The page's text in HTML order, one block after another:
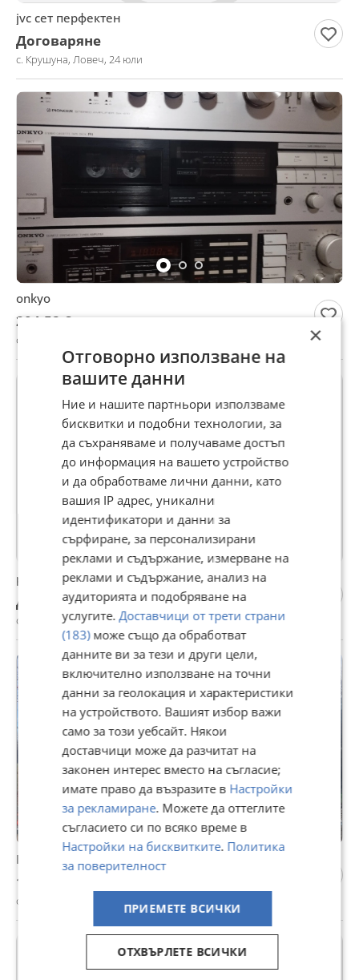
jvc сет перфектен
Договаряне
с. Крушуна, Ловеч, 24 юли
onkyo
204,52 €
с. Крушуна, Ловеч, 24 юли
pioner сет уникален звук
Договаряне
с. Крушуна, Ловеч, 24 юли
Продава ПАРЦЕЛИ 24000 с. Крушуна, област Ловеч
15 €
с. Крушуна, Ловеч, 21 юли
×
Отговорно използване на
вашите данни
Ние и нашите партньори използваме
бисквитки и подобни технологии, за
да съхраняваме и получаваме достъп
до информация на вашето устройство
и да обработваме лични данни, като
вашия IP адрес, уникални
идентификатори и данни за
сърфиране, за персонализирани
реклами и съдържание, измерване на
реклами и съдържание, анализ на
аудиторията и подобряване на
услугите. Доставчици от трети страни
(183)може също да обработват
данните ви за тези и други цели,
включително използване на точни
данни за геолокация и характеристики
на устройството. Вашият избор важи
само за този уебсайт. Някои
доставчици може да разчитат на
законен интерес вместо на съгласие;
имате право да възразите в Настройки
за рекламиране. Можете да оттеглите
съгласието си по всяко време в
Настройки на бисквитките. Политика
за поверителност
ПРИЕМЕТЕ ВСИЧКИ
ОТХВЪРЛЕТЕ ВСИЧКИ